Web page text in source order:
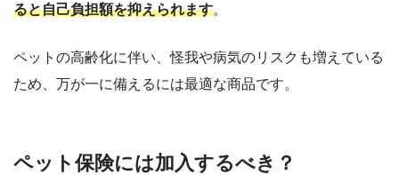
ると自己負担額を抑えられます。
ペットの高齢化に伴い、怪我や病気のリスクも増えている
ため、万が一に備えるには最適な商品です。
ペット保険には加入するべき？